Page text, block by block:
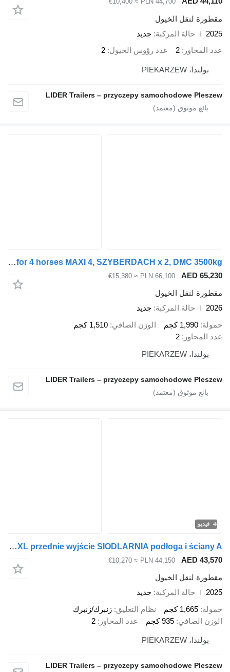
لنقل الخيول
حالة المركبة جديد
2 عدد رؤوس الخيول 2
LIDER Trailers – przyczepy samochodowe
Cheval Liberté CL-90SSa trailer for 4 horses MAXI 4, SZYBERDACH x 2, DMC 3500kg
AED
PLN 66,100
≈ €15,380
لنقل الخيول
حالة المركبة جديد
1,990 كجم الوزن الصافي 1,510 كجم
2
LIDER Trailers – przyczepy samochodowe
Cheval Liberté CL-01C TOURING XL przednie wyjście SIODLARNIA podłoga i ściany A
AED
PLN 44,150
≈ €10,270
لنقل الخيول
حالة المركبة جديد
1,665 كجم نظام التعليق زنبرك/زنبرك
الصافي 935 كجم عدد المحاور 2
LIDER Trailers – przyczepy samochodowe